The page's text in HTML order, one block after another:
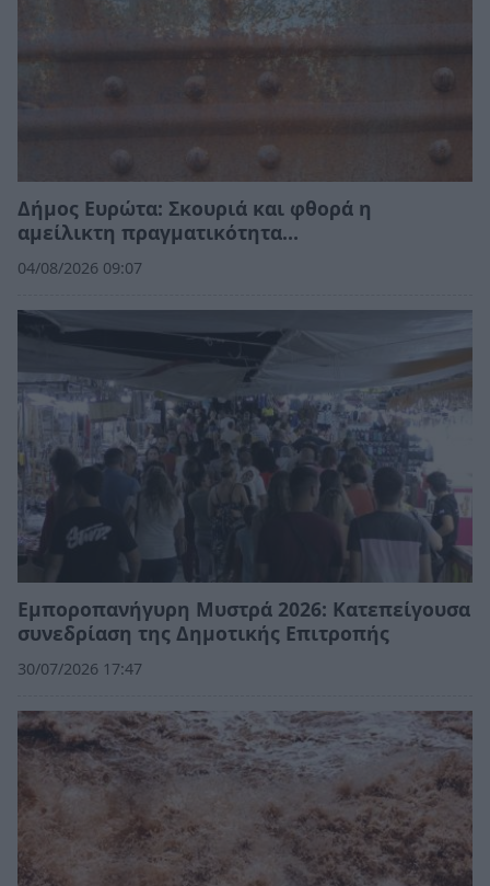
Δήμος Ευρώτα: Σκουριά και φθορά η
αμείλικτη πραγματικότητα…
04/08/2026 09:07
Εμποροπανήγυρη Μυστρά 2026: Κατεπείγουσα
συνεδρίαση της Δημοτικής Επιτροπής
30/07/2026 17:47